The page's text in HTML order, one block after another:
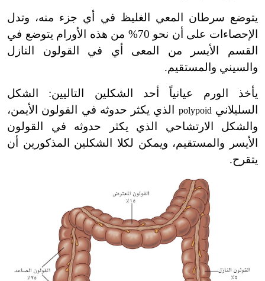
يتوضع سرطان المعي الغليظ في أي جزء منه، وتدل
الإحصاءات على أن نحو 70% من هذه الأورام يتوضع في
القسم الأيسر من المعى أي في القولون النازل
والسيني والمستقيم.
يأخذ الورم عيانياً أحد الشكلين التاليين: الشكل
السليلاني polypoid
الذي يكثر حدوثه في القولون الأيمن،
والشكل الارتشاحي الذي يكثر حدوثه في القولون
الأيسر والمستقيم، ويمكن لكلا الشكلين المذكورين أن
يتقرح.